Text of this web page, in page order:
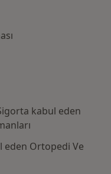
kabul eden
eden Ortopedi Ve